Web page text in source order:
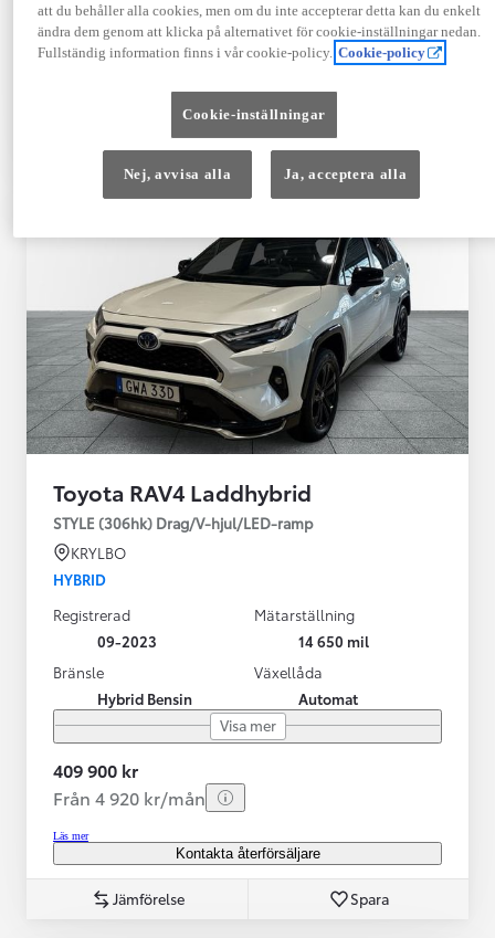
539 900 kr
Från 6 481 kr/mån
Kontakta återförsäljare
Toyota RAV4 Laddhybrid
STYLE (306hk) Drag/V-hjul/LED-ramp
KRYLBO
HYBRID
Registrerad
09-2023
Mätarställning
14 650 mil
Bränsle
Hybrid Bensin
Växellåda
Automat
Visa mer
409 900 kr
Från 4 920 kr/mån
Läs mer
Kontakta återförsäljare
Jämförelse Spara
att du behåller alla cookies, men om du inte accepterar detta kan du enkelt
ändra dem genom att klicka på alternativet för cookie-inställningar nedan.
Fullständig information finns i vår cookie-policy. Cookie-policy
Cookie-inställningar
Nej, avvisa alla Ja, acceptera alla